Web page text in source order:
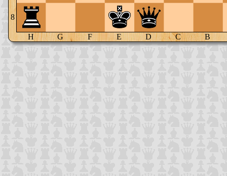
8
H G F E D C B